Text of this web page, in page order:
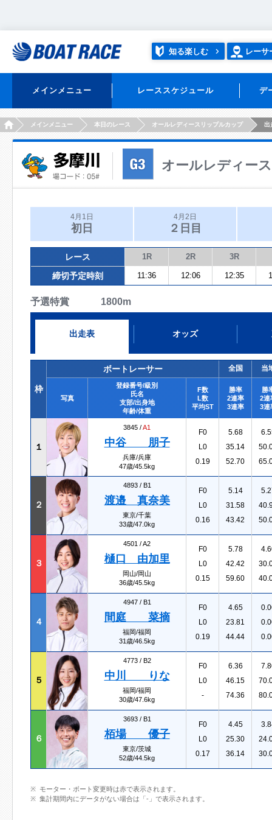
知る楽しむ レーサ
メインメニュー レーススケジュール デ
HOMEメインメニュー 本日のレース オールレディースリップルカップ 出
オールレディー
4月1日
初日
4月2日
２日目
レース 1R 2R 3R
締切予定時刻 11:36 12:06 12:35
予選特賞 1800m
出走表 オッズ
枠
ボートレーサー 全国 当
写真
登録番号/級別
氏名
支部/出身地
年齢/体重
F数
L数
平均ST
勝率
2連率
3連率
勝
2連
3連
１
3845 /A1
中谷 朋子
兵庫/兵庫
47歳/45.5kg
F0
L0
0.19
5.68
35.14
52.70
２
4893 / B1
渡邉 真奈美
東京/千葉
33歳/47.0kg
F0
L0
0.16
5.14
31.58
43.42
３
4501 /A2
樋口 由加里
岡山/岡山
36歳/45.5kg
F0
L0
0.15
5.78
42.42
59.60
４
4947 / B1
間庭 菜摘
福岡/福岡
31歳/46.5kg
F0
L0
0.19
4.65
23.81
44.44
５
4773 / B2
中川 りな
福岡/福岡
30歳/47.6kg
F0
L0
-
6.36
46.15
74.36
６
3693 / B1
栢場 優子
東京/茨城
52歳/44.5kg
F0
L0
0.17
4.45
25.30
36.14
モーター・ボート変更時は赤で表示されます。
集計期間内にデータがない場合は「-」で表示されます。